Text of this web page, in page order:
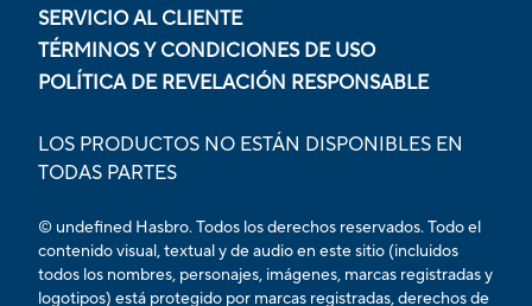
SERVICIO AL CLIENTE
TÉRMINOS Y CONDICIONES DE USO
POLÍTICA DE REVELACIÓN RESPONSABLE
LOS PRODUCTOS NO ESTÁN DISPONIBLES EN
TODAS PARTES
© undefined Hasbro. Todos los derechos reservados. Todo el
contenido visual, textual y de audio en este sitio (incluidos
todos los nombres, personajes, imágenes, marcas registradas y
logotipos) está protegido por marcas registradas, derechos de